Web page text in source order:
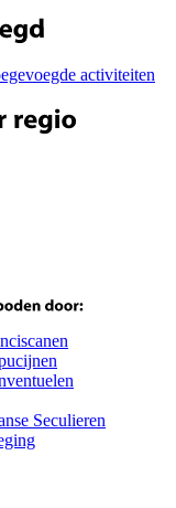
activiteiten
Seculieren